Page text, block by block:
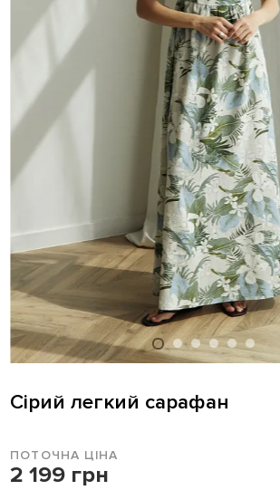
Сірий легкий сарафан
ПОТОЧНА ЦІНА
2 199 грн